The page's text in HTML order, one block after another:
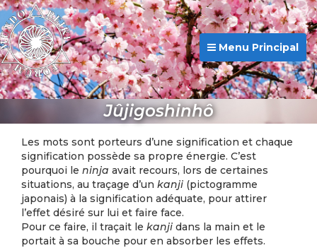
Menu Principal
Jûjigoshinhô
Les mots sont porteurs d’une signification et chaque
signification possède sa propre énergie. C’est
pourquoi le ninja avait recours, lors de certaines
situations, au traçage d’un kanji (pictogramme
japonais) à la signification adéquate, pour attirer
l’effet désiré sur lui et faire face.
Pour ce faire, il traçait le kanji dans la main et le
portait à sa bouche pour en absorber les effets.